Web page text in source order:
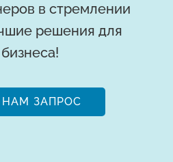
в стремлении
решения для
НАМ ЗАПРОС